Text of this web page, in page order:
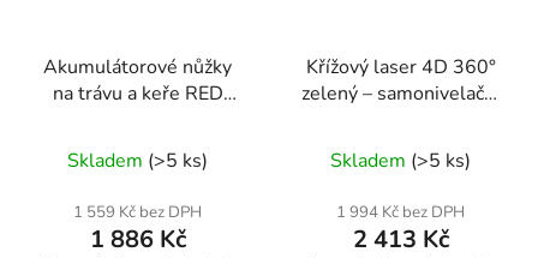
Akumulátorové nůžky
na trávu a keře RED
RTANTK0171
Skladem (>5 ks)
1 559 Kč bez DPH
1 886 Kč
Křížový laser 4D 360°
zelený – samonivelační
TECHNIC RT-PLK0036
Skladem (>5 ks)
1 994 Kč bez DPH
2 413 Kč